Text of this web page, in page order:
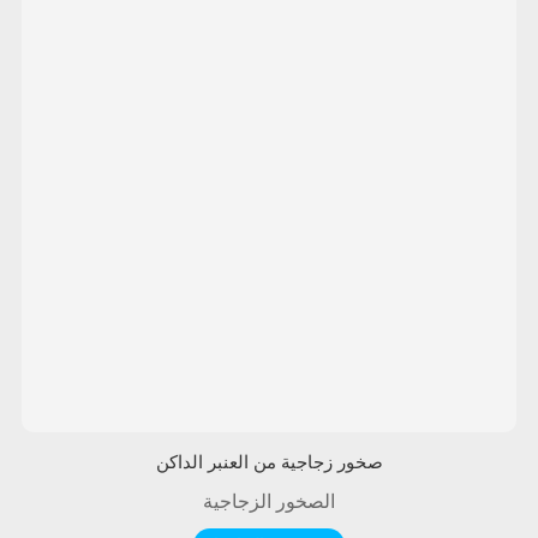
صخور زجاجية من العنبر الداكن
الصخور الزجاجية